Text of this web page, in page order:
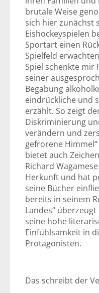
brutale Weise
sich hier zunächst
Eishockeyspielen
Sportart einen
Spielfeld
Spiel schenkte mir
seiner
Begabung
eindrückliche und
erzählt. So zeigt
Diskriminierung
verändern und
gefrorene
bietet auch
Richard
Herkunft und hat
seine Bücher
bereits in seinem
Landes“
seine hohe
Einfühlsamkeit in
Protagonisten.
Das schreibt der